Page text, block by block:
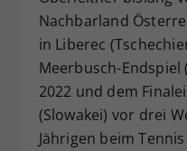
Nachbarland
in Liberec
Meerbusch-
2022 und dem
(Slowakei) vor drei
Jährigen beim
Dieser
zufällig
hat.